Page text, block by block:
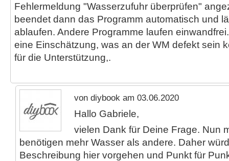
Fehlermeldung "Wasserzufuhr überprüfen"
beendet dann das Programm automatisch und
ablaufen. Andere Programme laufen
eine Einschätzung, was an der WM defekt sein
für die Unterstützung,.
von diybook am 03.06.2020
Hallo Gabriele,
vielen Dank für Deine Frage. Nun
benötigen mehr Wasser als andere. Daher
Beschreibung hier vorgehen und Punkt für